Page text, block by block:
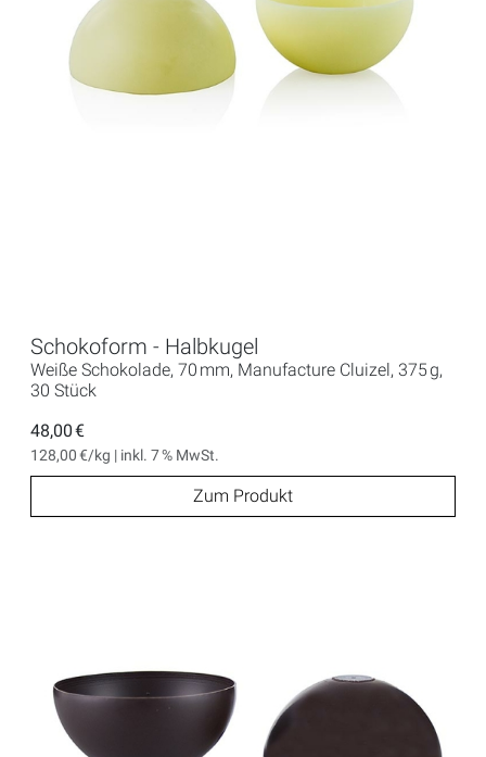
Schokoform - Halbkugel
Weiße Schokolade, 70 mm, Manufacture Cluizel, 375 g,
30 Stück
48,00 €
128,00 €/kg | inkl. 7 % MwSt.
Zum Produkt